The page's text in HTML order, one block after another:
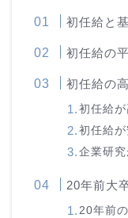
初任給と
初任給の
初任給の
初任給
初任給
企業研
20年前大
20年前